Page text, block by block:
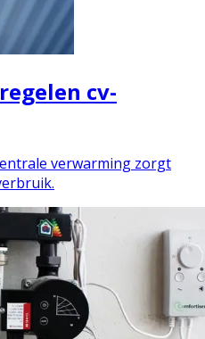
cv-
verwarming zorgt